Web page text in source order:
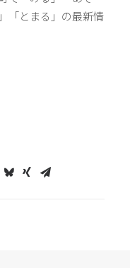
「とまる」の最新情